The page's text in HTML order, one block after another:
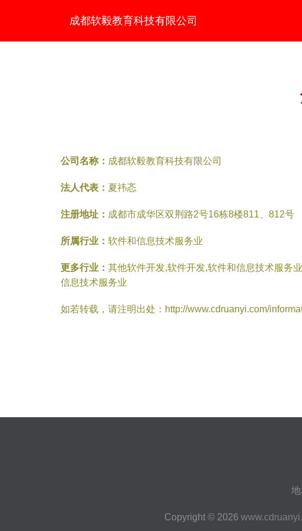
成都软毅教育科技有限公司
公司名称： 成都软毅教育科技有限公司
法人代表： 夏祎忞
注册地址： 成都市成华区双荆路2号16栋8楼811、812号
所属行业： 软件和信息技术服务业
更多行业： 其他软件开发,软件开发,软件和信息技术服务
信息技术服务业
如若转载，请注明出处：http://www.cdruanyi.com/
Copyright © 2026